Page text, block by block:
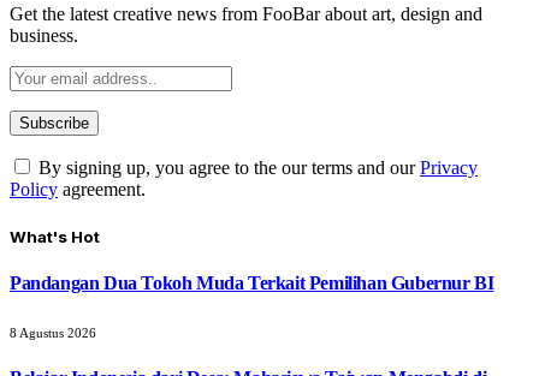
Get the latest creative news from FooBar about art, design and
business.
By signing up, you agree to the our terms and ourPrivacy
Policy agreement.
What's Hot
Pandangan Dua Tokoh Muda Terkait Pemilihan Gubernur BI
8 Agustus 2026